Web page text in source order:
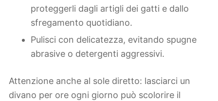
proteggerli dagli artigli dei gatti e dallo
sfregamento quotidiano.
Pulisci con delicatezza, evitando spugne
abrasive o detergenti aggressivi.
Attenzione anche al sole diretto: lasciarci un
divano per ore ogni giorno può scolorire il